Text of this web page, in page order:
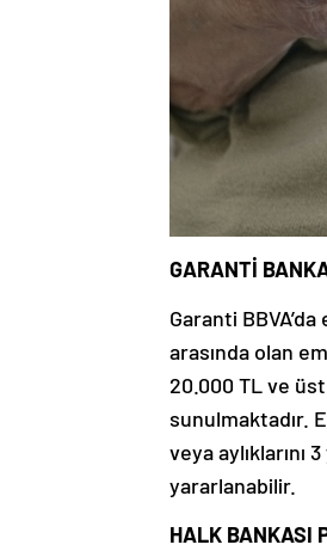
GARANTİ
Garanti
arasında olan
20.000 TL ve
sunulmaktadır.
veya aylıklarını
yararlanabilir.
HALK BANKASI